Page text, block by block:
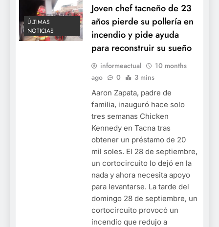
ÚLTIMAS
NOTICIAS
Joven chef tacneño de 23
años pierde su pollería en
incendio y pide ayuda
para reconstruir su sueño
informeactual
10 months
ago
0 3 mins
Aaron Zapata, padre de
familia, inauguró hace solo
tres semanas Chicken
Kennedy en Tacna tras
obtener un préstamo de 20
mil soles. El 28 de septiembre,
un cortocircuito lo dejó en la
nada y ahora necesita apoyo
para levantarse. La tarde del
domingo 28 de septiembre, un
cortocircuito provocó un
incendio que redujo a